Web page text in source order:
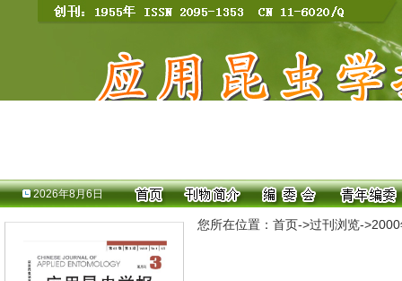
2026年8月6日
您所在位置： 首页->过刊浏览->